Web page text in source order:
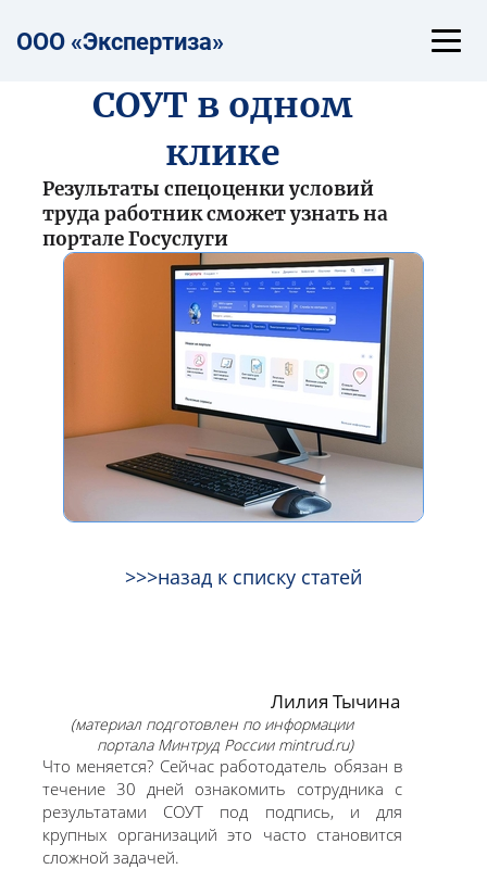
ООО «Экспертиза»
СОУТ в одном
клике
Результаты спецоценки условий
труда работник сможет узнать на
портале Госуслуги
>>>назад к списку статей
Лилия Тычина
(материал подготовлен по информации
портала Минтруд России mintrud.ru)
Что меняется? Сейчас работодатель обязан в
течение 30 дней ознакомить сотрудника с
результатами СОУТ под подпись, и для
крупных организаций это часто становится
сложной задачей.